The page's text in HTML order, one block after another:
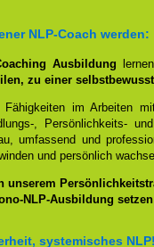
NLP-Coach werden:
Ausbildung
zu einer
Fähigkeiten im Arbeiten
, Persönlichkeits-
umfassend und
und persönlich
unserem
NLP-Ausbildung setzen
systemisches NLP!